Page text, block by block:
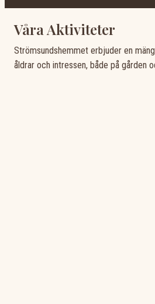
Våra Aktiviteter
Strömsundshemmet erbjuder en
åldrar och intressen, både på gården